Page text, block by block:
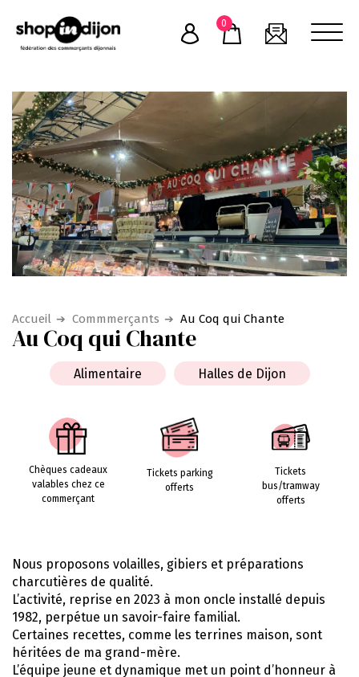
content
0
Accueil Commmerçants Au Coq qui Chante
Au Coq qui Chante
Alimentaire Halles de Dijon
Chèques cadeaux
valables chez ce
commerçant
Tickets parking
offerts
Tickets
bus/tramway
offerts
Nous proposons volailles, gibiers et préparations
charcutières de qualité.
L’activité, reprise en 2023 à mon oncle installé depuis
1982, perpétue un savoir-faire familial.
Certaines recettes, comme les terrines maison, sont
héritées de ma grand-mère.
L’équipe jeune et dynamique met un point d’honneur à